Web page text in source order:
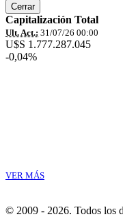
Cerrar
Capitalización Total
Ult. Act.: 31/07/26 00:00
U$S 1.777.287.045
-0,04%
VER MÁS
© 2009 - 2026. Todos los